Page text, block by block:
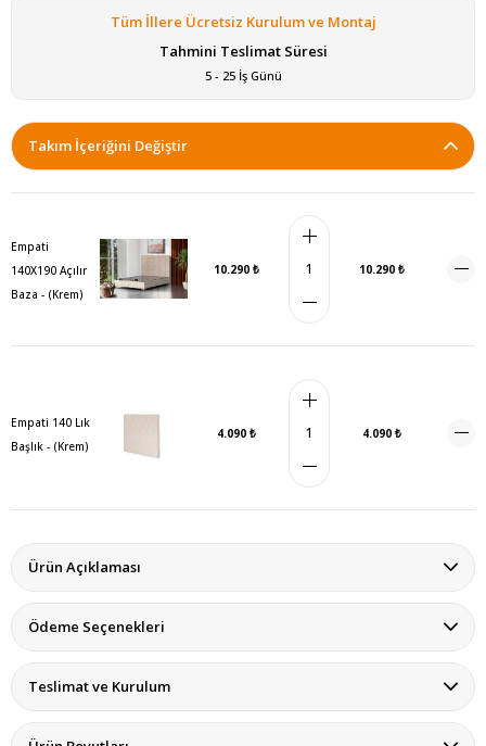
Tüm İllere Ücretsiz Kurulum ve Montaj
Tahmini Teslimat Süresi
5 - 25 İş Günü
Takım İçeriğini Değiştir
Empati
140X190 Açılır
Baza - (Krem)
10.290 ₺ 10.290 ₺
Empati 140 Lık
Başlık - (Krem)
4.090 ₺ 4.090 ₺
Ürün Açıklaması
Ödeme Seçenekleri
Teslimat ve Kurulum